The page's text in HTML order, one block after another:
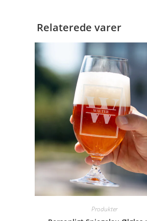
Relaterede varer
Produkter